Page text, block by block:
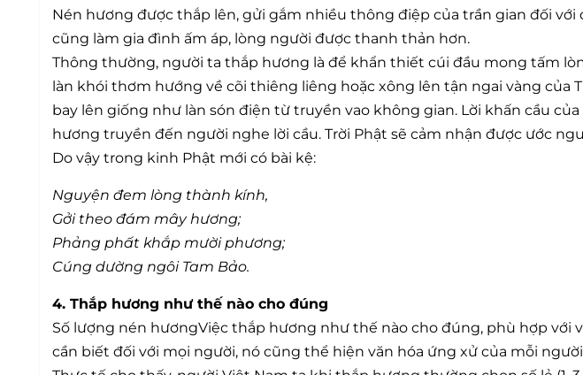
Nén hương được thắp lên, gửi gắm nhiều thông điệp của trần gian đối với
cũng làm gia đình ấm áp, lòng người được thanh thản hơn.
Thông thường, người ta thắp hương là để khẩn thiết cúi đầu mong tấm
làn khói thơm hướng về cõi thiêng liêng hoặc xông lên tận ngai vàng của
bay lên giống như làn són điện từ truyền vao không gian. Lời khấn cầu
hương truyền đến người nghe lời cầu. Trời Phật sẽ cảm nhận được ước
Do vậy trong kinh Phật mới có bài kệ:
Nguyện đem lòng thành kính,
Gởi theo đám mây hương;
Phảng phất khắp mười phương;
Cúng dường ngôi Tam Bảo.
4. Thắp hương như thế nào cho đúng
Số lượng nén hươngViệc thắp hương như thế nào cho đúng, phù hợp với
cần biết đối với mọi người, nó cũng thể hiện văn hóa ứng xử của mỗi